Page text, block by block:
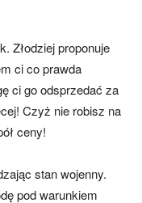
Złodziej proponuje
ci co prawda
ci go odsprzedać za
Czyż nie robisz na
ceny!
stan wojenny.
pod warunkiem